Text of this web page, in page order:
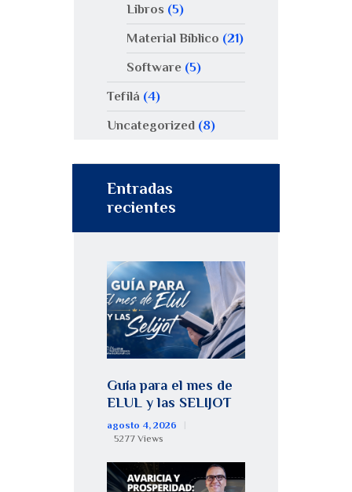
Libros (5)
Material Bíblico (21)
Software(5)
Tefilá (4)
Uncategorized (8)
Entradas
recientes
Guía para el mes de
ELUL y las SELIJOT
agosto 4, 2026
5277 Views